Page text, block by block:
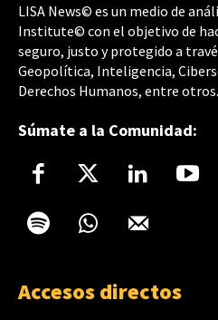
LISA News© es un medio de
Institute© con el objetivo de
seguro, justo y protegido a
Geopolítica, Inteligencia,
Derechos Humanos, entre otros.
Súmate a la Comunidad:
Accesos directos